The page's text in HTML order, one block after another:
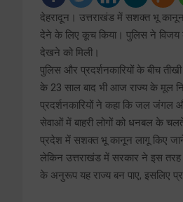
देहरादून। उत्तराखंड में सशक्त भू
देने के लिए कूच किया। पुलिस ने विजय
देखने को मिली।
पुलिस और प्रदर्शनकारियों के बीच
के 23 साल बाद भी आज राज्य के मूल
प्रदर्शनकारियों ने कहा कि जल जंगल
सेवाओं में बाहरी लोगों को धनबल के चलते
प्रदेश में सशक्त भू कानून लागू किए जाने
लेकिन उत्तराखंड में सरकार ने इस तरह
के अनुरूप यह राज्य बन पाए, इसलिए